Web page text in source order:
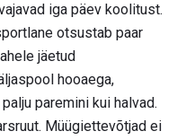
iga päev koolitust.
otsustab paar
jäetud
hooaega,
paremini kui halvad.
Müügiettevõtjad ei